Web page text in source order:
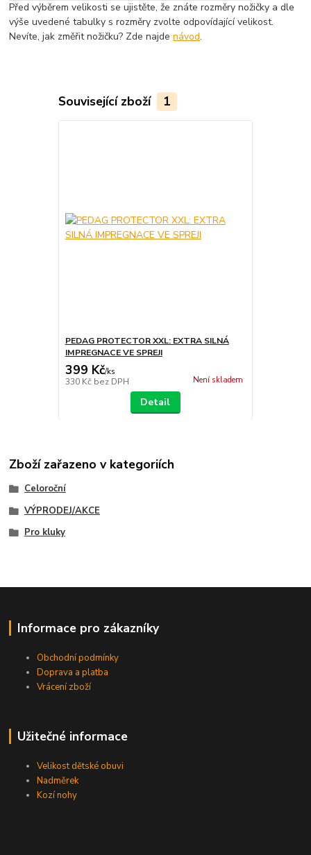
Před výběrem velikosti se ujistěte, že znáte rozměry nožičky a dle
výše uvedené tabulky s rozměry zvolte odpovídající velikost.
Nevíte, jak změřit nožičku? Zde najdenávod.
Související zboží 1
PEDAG PROTECTOR XXL: EXTRA SILNÁ
IMPREGNACE VE SPREJI
399 Kč/ks
330 Kč bez DPH Není skladem
Detail
Zboží zařazeno v kategoriích
Celoroční
VÝPRODEJ/AKCE
Pro kluky
Informace pro zákazníky
Obchodní podmínky
Doprava a platba
Vrácení zboží
Užitečné informace
Velikost dětské obuvi
Nadměrek
Kozí nohy